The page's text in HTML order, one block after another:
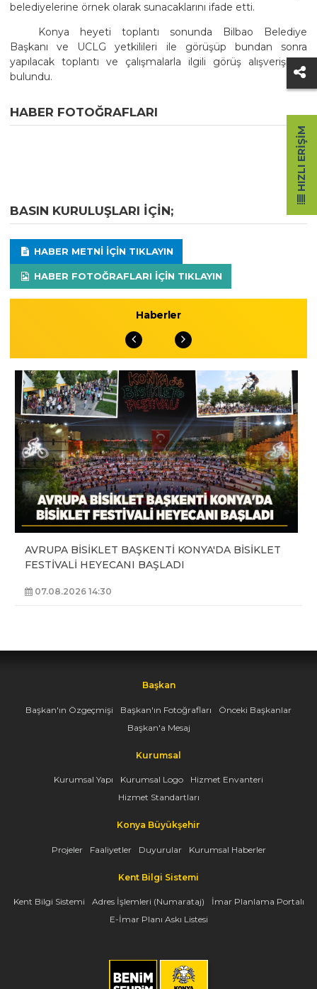
belediyelerine örnek olarak sunacaklarını ifade etti.
Konya heyeti toplantı sonunda Bilbao Belediye
Başkanı ve UCLG yetkilileri ile görüşüp bundan sonra
yapılacak toplantı ve çalışmalarla ilgili görüş alışverişinde
bulundu.
HABER FOTOĞRAFLARI
BASIN KURULUŞLARI IÇIN;
HABER METNI IÇIN TIKLAYIN
HABER FOTOĞRAFLARI IÇIN TIKLAYIN
Haberler
AVRUPA BİSİKLET BAŞKENTİ KONYA'DA BİSİKLET
FESTİVALİ HEYECANI BAŞLADI
07.08.2026 14:30
Başkan
Başkan'ın Özgeçmişi Başkan'ın Fotoğrafları
Önceki Başkanlar
Başkan'a Mesaj
Kurumsal
Kurumsal Yapı Kurumsal Logo
Hizmet Envanteri
Hizmet Standartları
Konya Büyükşehir
Projeler Faaliyetler Duyurular Kurumsal Haberler
Kent Bilgi Sistemi
Kent Bilgi Sistemi Adres İşlemleri (Numarataj)
İmar Planlama Portalı
E-İmar Planı Askı Listesi
HIZLI ERIŞIM